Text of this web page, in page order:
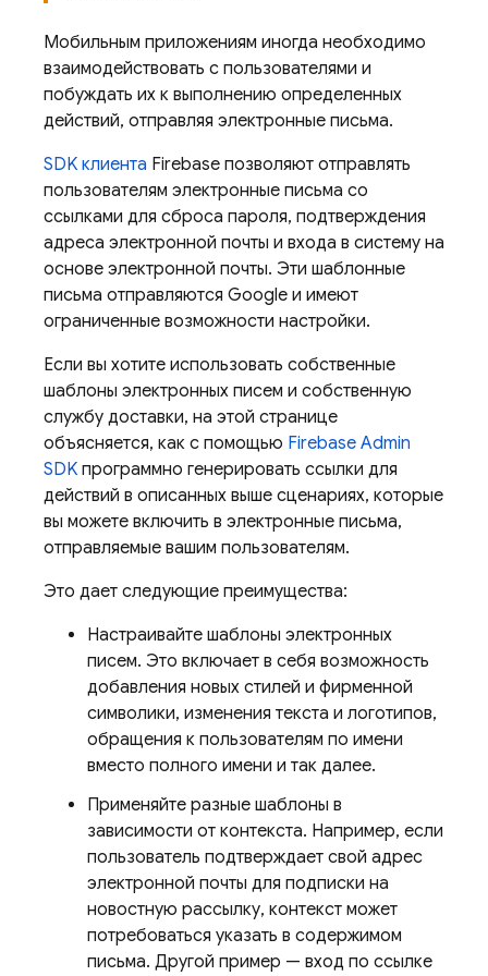
Мобильным приложениям иногда необходимо
взаимодействовать с пользователями и
побуждать их к выполнению определенных
действий, отправляя электронные письма.
SDK клиента Firebase позволяют отправлять
пользователям электронные письма со
ссылками для сброса пароля, подтверждения
адреса электронной почты и входа в систему на
основе электронной почты. Эти шаблонные
письма отправляются Google и имеют
ограниченные возможности настройки.
Если вы хотите использовать собственные
шаблоны электронных писем и собственную
службу доставки, на этой странице
объясняется, как с помощью Firebase Admin
SDK программно генерировать ссылки для
действий в описанных выше сценариях, которые
вы можете включить в электронные письма,
отправляемые вашим пользователям.
Это дает следующие преимущества:
Настраивайте шаблоны электронных
писем. Это включает в себя возможность
добавления новых стилей и фирменной
символики, изменения текста и логотипов,
обращения к пользователям по имени
вместо полного имени и так далее.
Применяйте разные шаблоны в
зависимости от контекста. Например, если
пользователь подтверждает свой адрес
электронной почты для подписки на
новостную рассылку, контекст может
потребоваться указать в содержимом
письма. Другой пример — вход по ссылке